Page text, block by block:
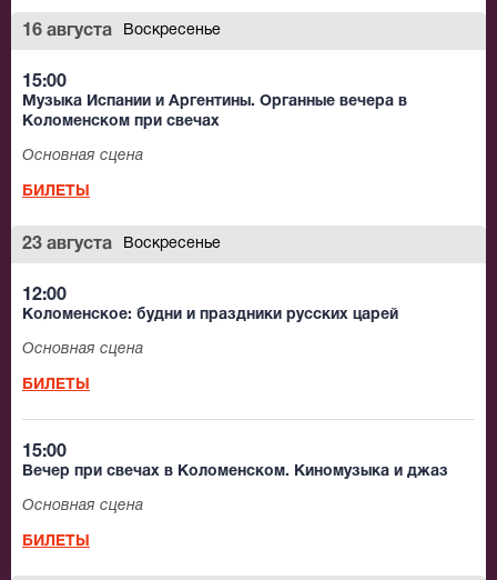
16 августа Воскресенье
15:00
Музыка Испании и Аргентины. Органные вечера в
Коломенском при свечах
Основная сцена
БИЛЕТЫ
23 августа Воскресенье
12:00
Коломенское: будни и праздники русских царей
Основная сцена
БИЛЕТЫ
15:00
Вечер при свечах в Коломенском. Киномузыка и джаз
Основная сцена
БИЛЕТЫ